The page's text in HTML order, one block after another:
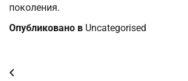
поколения.
Опубликовано в Uncategorised
Навигация